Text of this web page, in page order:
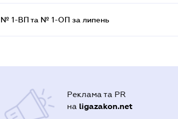
№ 1-ВП та № 1-ОП за липень
Реклама та PR
на ligazakon.net